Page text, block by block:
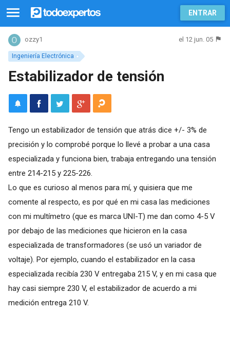
ENTRAR
Ingeniería Electrónica
ozzy1 el 12 jun. 05
Estabilizador de tensión
Tengo un estabilizador de tensión que atrás dice +/- 3% de
precisión y lo comprobé porque lo llevé a probar a una casa
especializada y funciona bien, trabaja entregando una tensión
entre 214-215 y 225-226.
Lo que es curioso al menos para mí, y quisiera que me
comente al respecto, es por qué en mi casa las mediciones
con mi multímetro (que es marca UNI-T) me dan como 4-5 V
por debajo de las mediciones que hicieron en la casa
especializada de transformadores (se usó un variador de
voltaje). Por ejemplo, cuando el estabilizador en la casa
especializada recibía 230 V entregaba 215 V, y en mi casa que
hay casi siempre 230 V, el estabilizador de acuerdo a mi
medición entrega 210 V.